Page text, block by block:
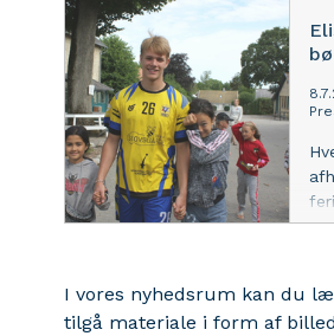
at
I vores nyhedsrum kan du
tilgå materiale i form af